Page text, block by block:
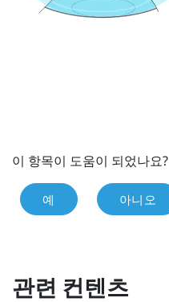
이 항목이 도움이 되었나요?
예 아니오
관련 컨텐츠